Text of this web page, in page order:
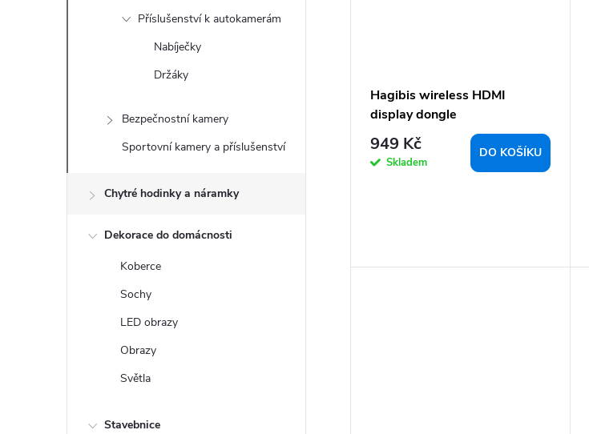
Příslušenství k autokamerám
Nabíječky
Držáky
Bezpečnostní kamery
Sportovní kamery a příslušenství
Chytré hodinky a náramky
Dekorace do domácnosti
Koberce
Sochy
LED obrazy
Obrazy
Světla
Stavebnice
Hagibis wireless HDMI
display dongle
949 Kč
Skladem
DO KOŠÍKU